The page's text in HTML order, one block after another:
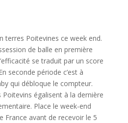
terres Poitevines ce week end.
de balle en première
se traduit par un score
seconde période c’est à
qui débloque le compteur.
égalisent à la dernière
Place le week-end
France avant de recevoir le 5